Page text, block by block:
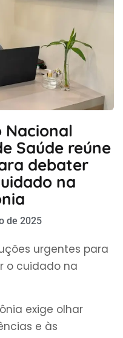
Nacional
Saúde reúne
debater
na
de 2025
urgentes para
o cuidado na
exige olhar
e às